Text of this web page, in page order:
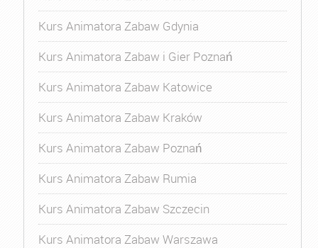
Kurs Animatora Zabaw Gdynia
Kurs Animatora Zabaw i Gier Poznań
Kurs Animatora Zabaw Katowice
Kurs Animatora Zabaw Kraków
Kurs Animatora Zabaw Poznań
Kurs Animatora Zabaw Rumia
Kurs Animatora Zabaw Szczecin
Kurs Animatora Zabaw Warszawa